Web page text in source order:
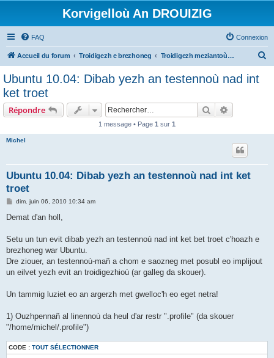
Korvigelloù An DROUIZIG
FAQ Connexion
Accueil du forum Troidigezh e brezhoneg Troidigezh meziantoù all (frank a wirioù evit an darn vrasañ anezho)
Ubuntu 10.04: Dibab yezh an testennoù nad int
ket troet
Répondre Rechercher
1 message • Page 1 sur 1
Michel
Ubuntu 10.04: Dibab yezh an testennoù nad int ket
troet
M
s
g
dim. juin 06, 2010 10:34 am
Demat d'an holl,
Setu un tun evit dibab yezh an testennoù nad int ket bet troet c'hoazh e
brezhoneg war Ubuntu.
Dre ziouer, an testennoù-mañ a chom e saozneg met posubl eo implijout
un eilvet yezh evit an troidigezhioù (ar galleg da skouer).
Un tammig luziet eo an argerzh met gwelloc'h eo eget netra!
1) Ouzhpennañ al linennoù da heul d'ar restr ".profile" (da skouer
"/home/michel/.profile")
CODE : TOUT SÉLECTIONNER